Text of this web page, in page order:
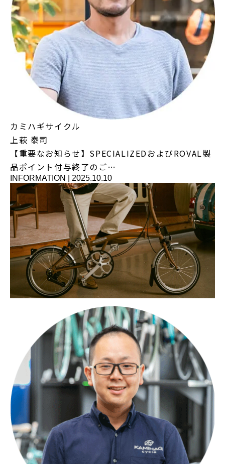
カミハギサイクル
上萩 泰司
【重要なお知らせ】SPECIALIZEDおよびROVAL製
品ポイント付与終了のご…
INFORMATION 2025.10.10